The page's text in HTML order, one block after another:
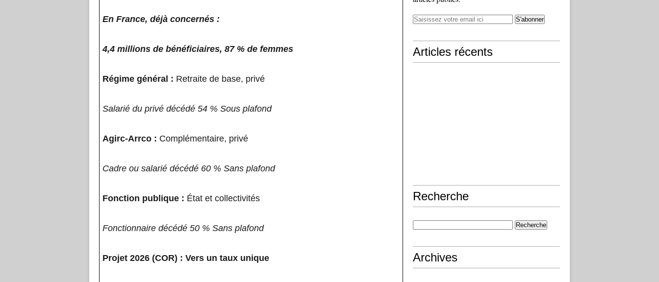
En France, déjà concernés :
4,4 millions de bénéficiaires, 87 % de femmes
Régime général : Retraite de base, privé
Salarié du privé décédé 54 % Sous plafond
Agirc-Arrco : Complémentaire, privé
Cadre ou salarié décédé 60 % Sans plafond
Fonction publique : État et collectivités
Fonctionnaire décédé 50 % Sans plafond
Projet 2026 (COR) : Vers un taux unique
Articles récents
Recherche
Archives